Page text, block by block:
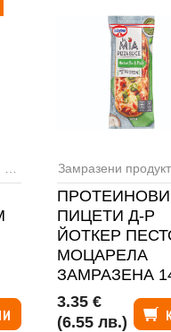
,Сладоледи
ПРОТЕИНОВИ
ПИЦЕТИ Д-Р
ЙОТКЕР
МОЦАРЕЛА
ЗАМРАЗЕНА
3.35 €
(6.55 лв.)